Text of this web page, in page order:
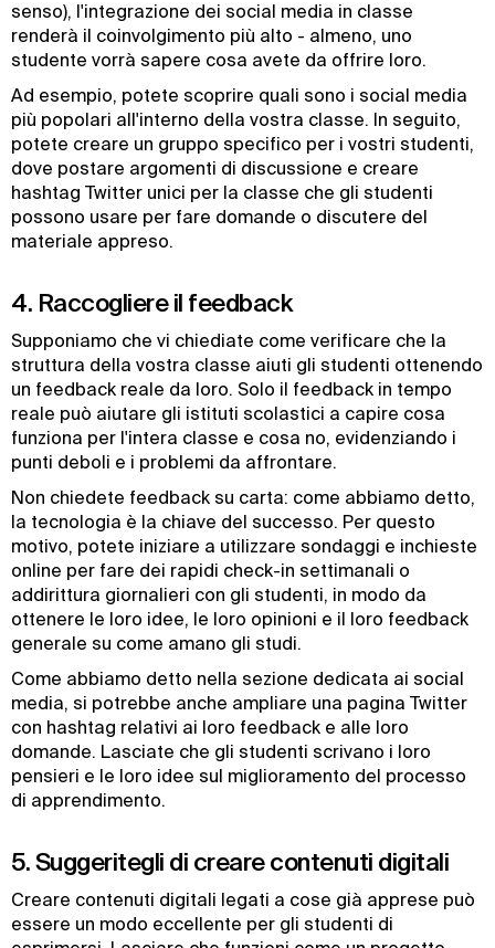
senso), l'integrazione dei social media in classe
renderà il coinvolgimento più alto - almeno, uno
studente vorrà sapere cosa avete da offrire loro.
Ad esempio, potete scoprire quali sono i social media
più popolari all'interno della vostra classe. In seguito,
potete creare un gruppo specifico per i vostri studenti,
dove postare argomenti di discussione e creare
hashtag Twitter unici per la classe che gli studenti
possono usare per fare domande o discutere del
materiale appreso.
4. Raccogliere il feedback
Supponiamo che vi chiediate come verificare che la
struttura della vostra classe aiuti gli studenti ottenendo
un feedback reale da loro. Solo il feedback in tempo
reale può aiutare gli istituti scolastici a capire cosa
funziona per l'intera classe e cosa no, evidenziando i
punti deboli e i problemi da affrontare.
Non chiedete feedback su carta: come abbiamo detto,
la tecnologia è la chiave del successo. Per questo
motivo, potete iniziare a utilizzare sondaggi e inchieste
online per fare dei rapidi check-in settimanali o
addirittura giornalieri con gli studenti, in modo da
ottenere le loro idee, le loro opinioni e il loro feedback
generale su come amano gli studi.
Come abbiamo detto nella sezione dedicata ai social
media, si potrebbe anche ampliare una pagina Twitter
con hashtag relativi ai loro feedback e alle loro
domande. Lasciate che gli studenti scrivano i loro
pensieri e le loro idee sul miglioramento del processo
di apprendimento.
5. Suggeritegli di creare contenuti digitali
Creare contenuti digitali legati a cose già apprese può
essere un modo eccellente per gli studenti di